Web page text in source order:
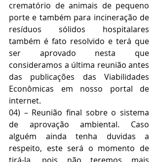
crematório de animais de pequeno
porte e também para incineração de
resíduos sólidos hospitalares
também é fato resolvido e terá que
ser aprovado nesta que
consideramos a última reunião antes
das publicações das Viabilidades
Econômicas em nosso portal de
internet.
04) – Reunião final sobre o sistema
de aprovação ambiental. Caso
alguém ainda tenha duvidas a
respeito, este será o momento de